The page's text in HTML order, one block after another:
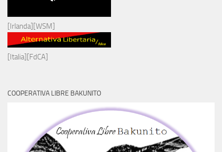
[Irlanda][WSM]
[Italia][FdCA]
COOPERATIVA LIBRE BAKUNITO